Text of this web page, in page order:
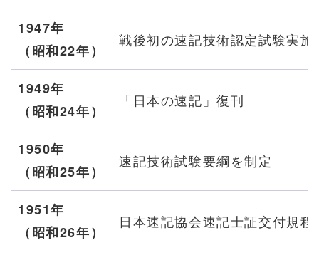
1947年
（昭和22年）
戦後初の速記技術認定試験実施
1949年
（昭和24年）
「日本の速記」復刊
1950年
（昭和25年）
速記技術試験要綱を制定
1951年
（昭和26年）
日本速記協会速記士証交付規程